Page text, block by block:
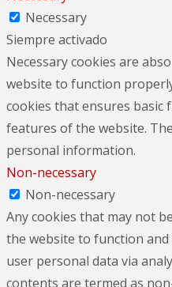
Necessary
Siempre activado
Necessary cookies are
website to function
cookies that ensures basic
features of the website.
personal information.
Non-necessary
Non-necessary
Any cookies that may not
the website to function and
user personal data via
contents are termed as